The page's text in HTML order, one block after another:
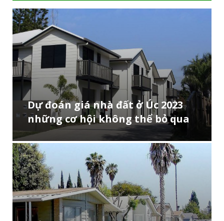
Dự đoán giá nhà đất ở Úc 2023
những cơ hội không thể bỏ qua